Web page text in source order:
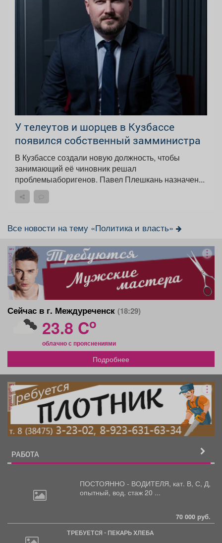
У телеутов и шорцев в Кузбассе
появился собственный замминистра
В Кузбассе создали новую должность, чтобы
занимающий её чиновник решал
проблемыаборигенов. Павел Плешкань назначен...
Все новости на тему «Политика и власть»
реклама
Сейчас в г. Междуреченск (18:29)
23.8 Co
облачно с прояснениями
Подробнее
реклама
РАБОТА
ПОСТОЯННО - ВОДИТЕЛЯ, кат. В, С, Д,
опытный, вод. стаж 20 ...
70 000 руб.
ТРЕБУЕТСЯ - ПЕКАРЬ ХЛЕБА